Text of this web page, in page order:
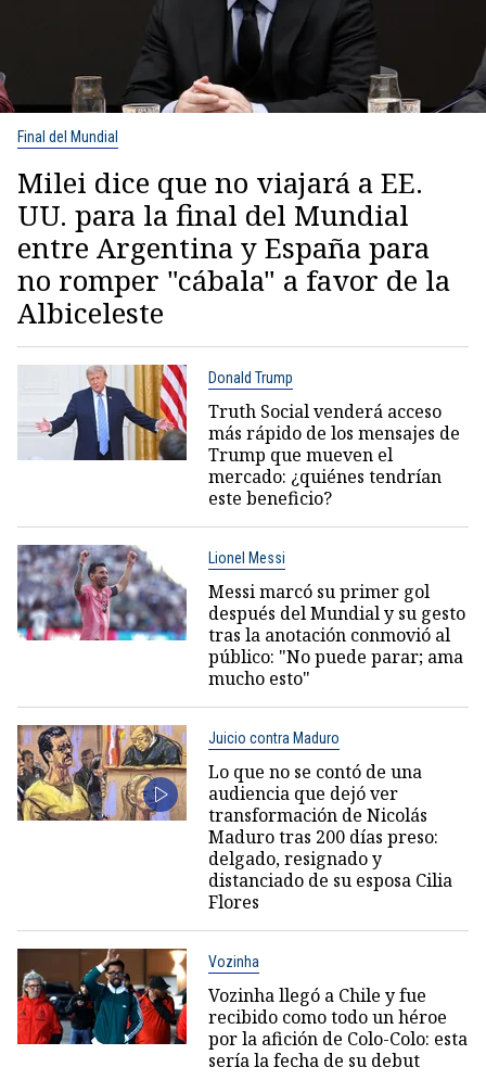
Final del Mundial
Milei dice que no viajará a EE.
UU. para la final del Mundial
entre Argentina y España para
no romper "cábala" a favor de la
Albiceleste
Donald Trump
Truth Social venderá acceso
más rápido de los mensajes de
Trump que mueven el
mercado: ¿quiénes tendrían
este beneficio?
Lionel Messi
Messi marcó su primer gol
después del Mundial y su gesto
tras la anotación conmovió al
público: "No puede parar; ama
mucho esto"
Juicio contra Maduro
Lo que no se contó de una
audiencia que dejó ver
transformación de Nicolás
Maduro tras 200 días preso:
delgado, resignado y
distanciado de su esposa Cilia
Flores
Vozinha
Vozinha llegó a Chile y fue
recibido como todo un héroe
por la afición de Colo-Colo: esta
sería la fecha de su debut